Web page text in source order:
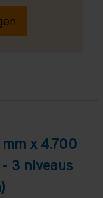
x 4.700
3 niveaus